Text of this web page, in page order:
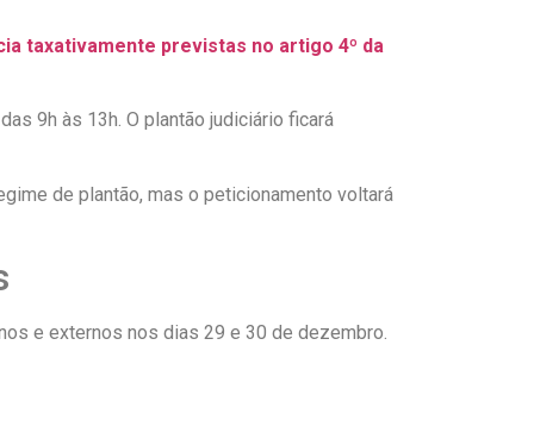
taxativamente previstas no artigo 4º da
9h às 13h. O plantão judiciário ficará
de plantão, mas o peticionamento voltará
e externos nos dias 29 e 30 de dezembro.